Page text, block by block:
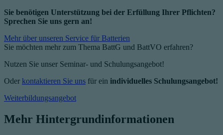
Sie benötigen Unterstützung bei der Erfüllung Ihrer Pflichten?
Sprechen Sie uns gern an!
Mehr über unseren Service für Batterien
Sie möchten mehr zum Thema BattG und BattVO erfahren?
Nutzen Sie unser Seminar- und Schulungsangebot!
Oder kontaktieren Sie uns für ein individuelles Schulungsangebot!
Weiterbildungsangebot
Mehr Hintergrundinformationen